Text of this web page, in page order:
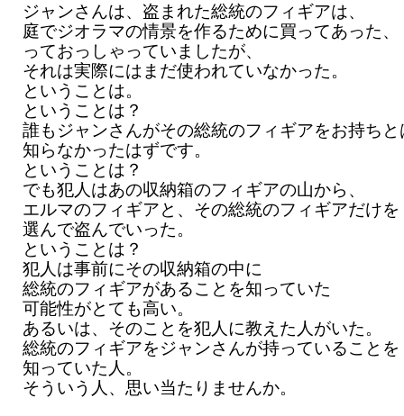
ジャンさんは、盗まれた総統のフィギアは、
庭でジオラマの情景を作るために買ってあった、
っておっしゃっていましたが、
それは実際にはまだ使われていなかった。
ということは。
ということは？
誰もジャンさんがその総統のフィギアをお持ちと
知らなかったはずです。
ということは？
でも犯人はあの収納箱のフィギアの山から、
エルマのフィギアと、その総統のフィギアだけを
選んで盗んでいった。
ということは？
犯人は事前にその収納箱の中に
総統のフィギアがあることを知っていた
可能性がとても高い。
あるいは、そのことを犯人に教えた人がいた。
総統のフィギアをジャンさんが持っていることを
知っていた人。
そういう人、思い当たりませんか。